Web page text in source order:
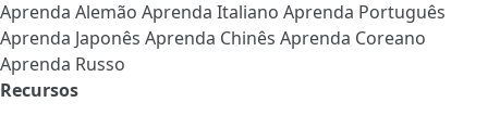
Aprenda Alemão Aprenda Italiano Aprenda Português
Aprenda Japonês Aprenda Chinês Aprenda Coreano
Aprenda Russo
Recursos